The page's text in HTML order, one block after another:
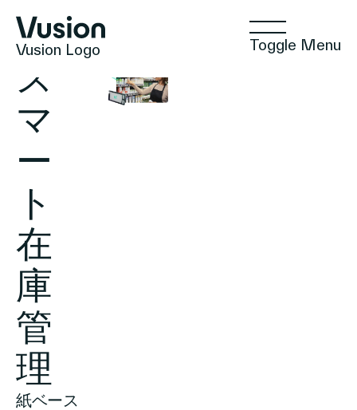
Vusion Logo Toggle Menu
テクノロジー
ソリューション
インサイト
ポジティブな商取引
ス
マ
ー
ト
在
庫
管
理
紙ベース